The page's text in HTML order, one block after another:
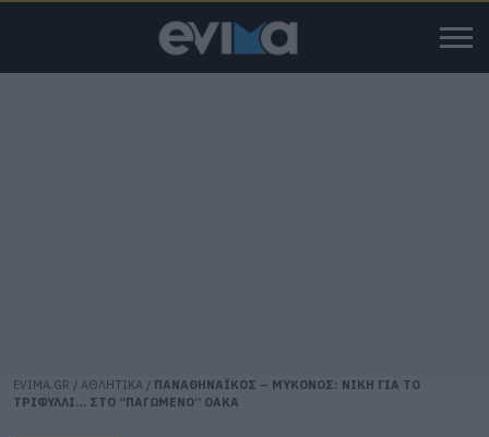
EVIMA.GR / ΑΘΛΗΤΙΚΑ / ΠΑΝΑΘΗΝΑΪΚΟΣ – ΜΥΚΟΝΟΣ: ΝΙΚΗ ΓΙΑ ΤΟ
ΤΡΙΦΥΛΛΙ… ΣΤΟ “ΠΑΓΩΜΕΝΟ” ΟΑΚΑ